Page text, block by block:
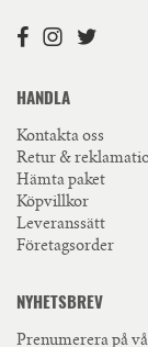
HANDLA
Kontakta oss
Retur &
Hämta paket
Köpvillkor
Leveranssätt
Företagsorder
NYHETSBREV
Prenumerera på